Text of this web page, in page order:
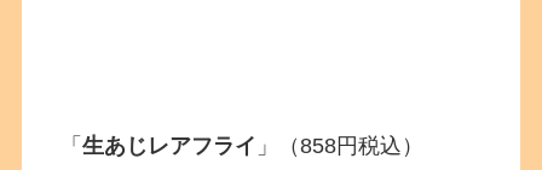
「生あじレアフライ 」（858円税込）